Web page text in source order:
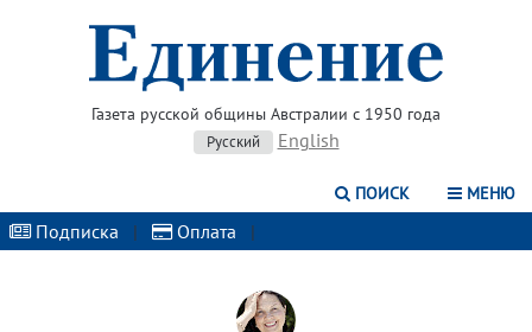
Газета русской общины Австралии с 1950 года
Русский English
ПОИСК МЕНЮ
Подписка | Оплата |